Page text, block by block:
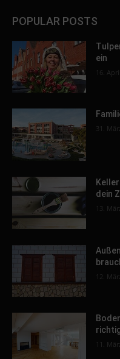
POPULAR POSTS
ein
16.
31.
dein
13.
12.
11.